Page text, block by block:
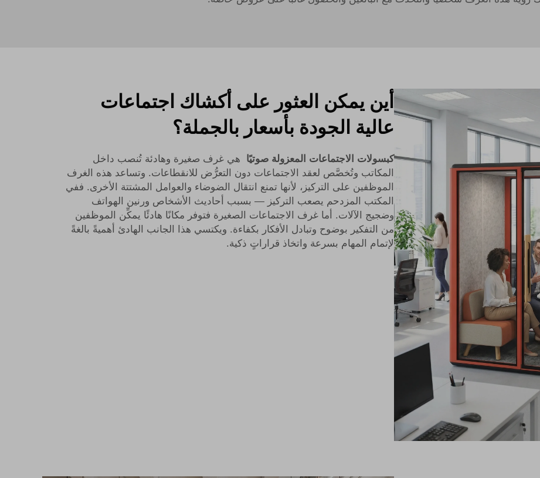
أين يمكن العثور على أكشاك اجتماعات
عالية الجودة بأسعار بالجملة؟
كبسولات الاجتماعات المعزولة صوتيًا
هي غرف صغيرة وهادئة تُنصب داخل
المكاتب وتُخصَّص لعقد الاجتماعات دون التعرُّض للانقطاعات. وتساعد هذه الغرف
الموظفين على التركيز، لأنها تمنع انتقال الضوضاء والعوامل المشتتة الأخرى. ففي
المكتب المزدحم يصعب التركيز — بسبب أحاديث الأشخاص ورنين الهواتف
وضجيج الآلات. أما غرف الاجتماعات الصغيرة فتوفر مكانًا هادئًا يمكِّن الموظفين
من التفكير بوضوح وتبادل الأفكار بكفاءة. ويكتسي هذا الجانب الهادئ أهميةً بالغةً
لإتمام المهام بسرعة واتخاذ قراراتٍ ذكية.